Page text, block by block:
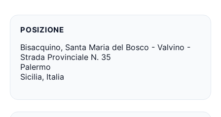
POSIZIONE
Bisacquino, Santa Maria del Bosco - Valvino -
Strada Provinciale N. 35
Palermo
Sicilia, Italia